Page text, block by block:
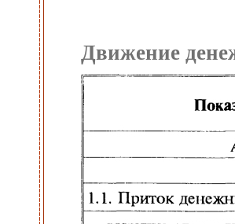
Движение